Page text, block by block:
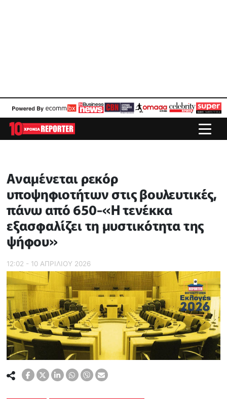
Αναμένεται ρεκόρ
υποψηφιοτήτων στις βουλευτικές,
πάνω από 650-«Η τενέκκα
εξασφαλίζει τη μυστικότητα της
ψήφου»
12:02 - 10 ΑΠΡΙΛΙΟΥ 2026